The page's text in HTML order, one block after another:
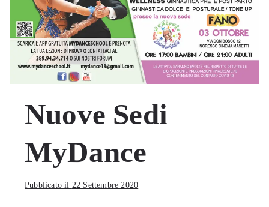
Nuove Sedi
MyDance
Pubblicato il 22 Settembre 2020